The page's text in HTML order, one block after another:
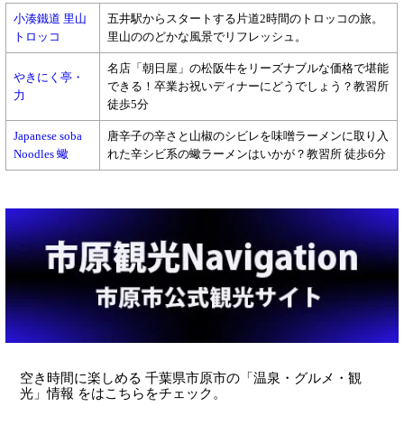
小湊鐵道 里山
トロッコ
五井駅からスタートする片道2時間のトロッコの旅。
里山ののどかな風景でリフレッシュ。
やきにく亭・
力
名店「朝日屋」の松阪牛をリーズナブルな価格で堪能
できる！卒業お祝いディナーにどうでしょう？教習所
徒歩5分
Japanese soba
Noodles 蠍
唐辛子の辛さと山椒のシビレを味噌ラーメンに取り入
れた辛シビ系の蠍ラーメンはいかが？教習所 徒歩6分
空き時間に楽しめる 千葉県市原市の「温泉・グルメ・観
光」情報 をはこちらをチェック。